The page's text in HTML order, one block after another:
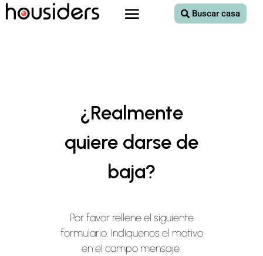
Buscar casa
¿Realmente
quiere darse de
baja?
Por favor rellene el siguiente
formulario. Indíquenos el motivo
en el campo mensaje.